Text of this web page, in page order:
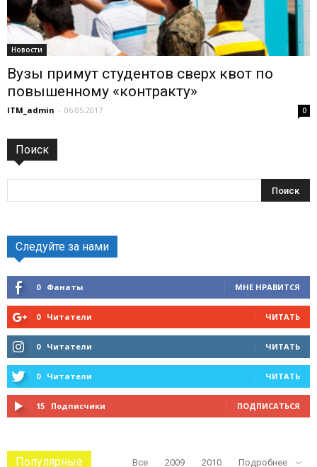
Новости
Вузы примут студентов сверх квот по
повышенному «контракту»
ITM_admin - 06.05.2017 0
Поиск
Следуйте за нами
0 Фанаты МНЕ НРАВИТСЯ
0 Читатели ЧИТАТЬ
0 Читатели ЧИТАТЬ
0 Читатели ЧИТАТЬ
15 Подписчики ПОДПИСАТЬСЯ
Популярные Все 2009 2010 Подробнее